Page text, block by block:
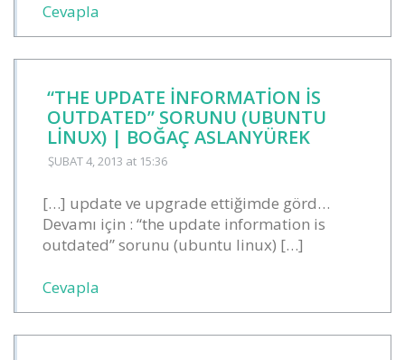
Cevapla
“THE UPDATE INFORMATION IS
OUTDATED” SORUNU (UBUNTU
LINUX) | BOĞAÇ ASLANYÜREK
ŞUBAT 4, 2013 at 15:36
[…] update ve upgrade ettiğimde görd…
Devamı için : “the update information is
outdated” sorunu (ubuntu linux) […]
Cevapla